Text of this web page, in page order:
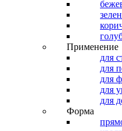
Применение
для
для
для
для
для
Форма